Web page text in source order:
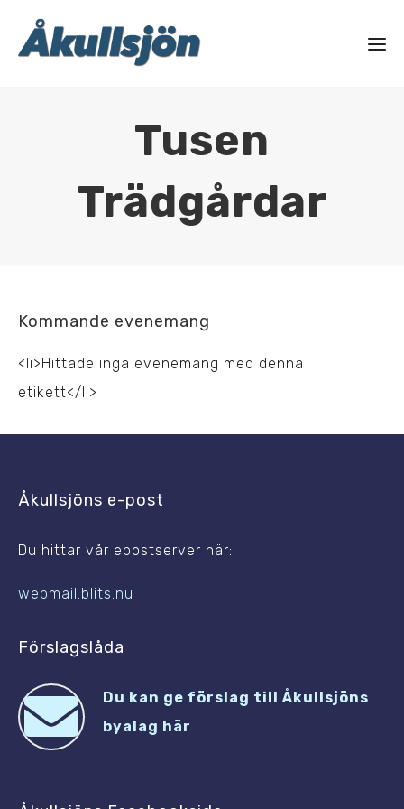
Tusen
Trädgårdar
Kommande evenemang
<li>Hittade inga evenemang med denna
etikett</li>
Åkullsjöns e-post
Du hittar vår epostserver här:
webmail.blits.nu
Förslagslåda
Du kan ge förslag till Åkullsjöns
byalag här